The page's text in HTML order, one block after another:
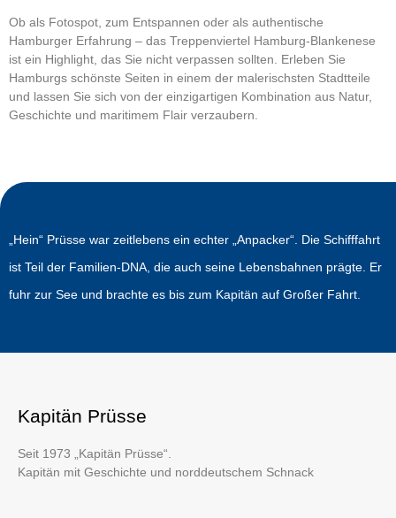
Ob als Fotospot, zum Entspannen oder als authentische
Hamburger Erfahrung – das Treppenviertel Hamburg-Blankenese
ist ein Highlight, das Sie nicht verpassen sollten. Erleben Sie
Hamburgs schönste Seiten in einem der malerischsten Stadtteile
und lassen Sie sich von der einzigartigen Kombination aus Natur,
Geschichte und maritimem Flair verzaubern.
„Hein“ Prüsse war zeitlebens ein echter „Anpacker“. Die Schifffahrt
ist Teil der Familien-DNA, die auch seine Lebensbahnen prägte. Er
fuhr zur See und brachte es bis zum Kapitän auf Großer Fahrt.
Kapitän Prüsse
Seit 1973 „Kapitän Prüsse“.
Kapitän mit Geschichte und norddeutschem Schnack